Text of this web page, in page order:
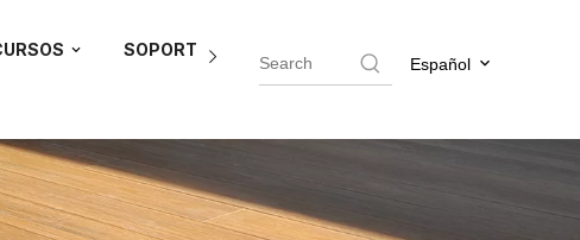
SOPORTE DEL AGENTE
Español